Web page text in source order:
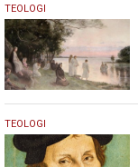
1.
februar
2017
TEOLOGI
1.
februar
TEOLOGI